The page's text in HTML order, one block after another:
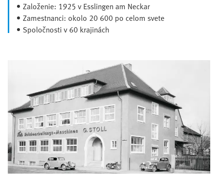
Založenie: 1925 v Esslingen am Neckar
Zamestnanci: okolo 20 600 po celom svete
Spoločnosti v 60 krajinách